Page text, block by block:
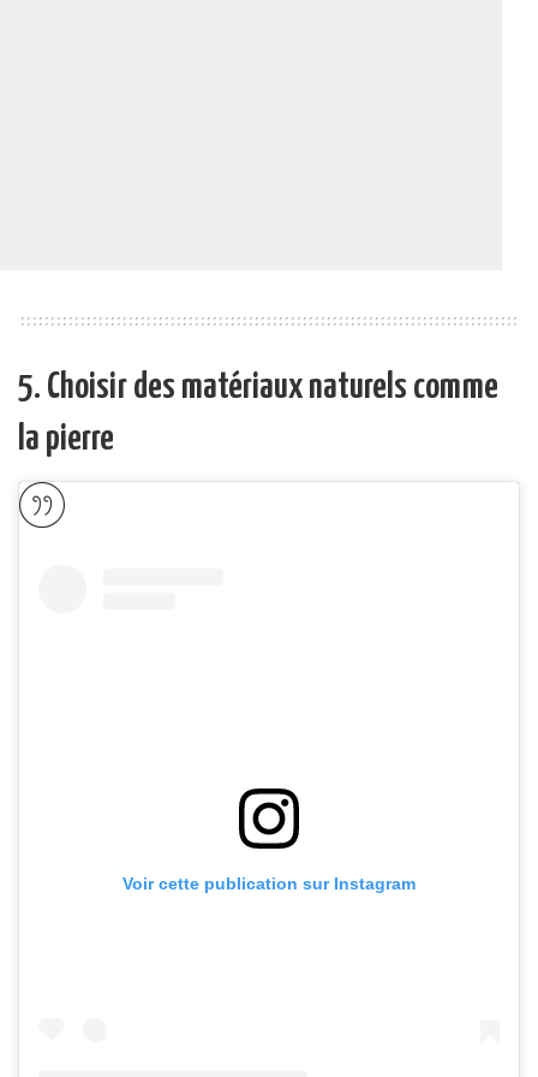
5. Choisir des matériaux naturels comme
la pierre
Voir cette publication sur Instagram